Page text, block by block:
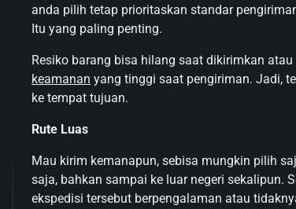
anda pilih tetap prioritaskan standar
Itu yang paling penting.
Resiko barang bisa hilang saat dikirimkan
keamanan yang tinggi saat pengiriman. Jadi,
ke tempat tujuan.
Rute Luas
Mau kirim kemanapun, sebisa mungkin pilih
saja, bahkan sampai ke luar negeri sekalipun.
ekspedisi tersebut berpengalaman atau